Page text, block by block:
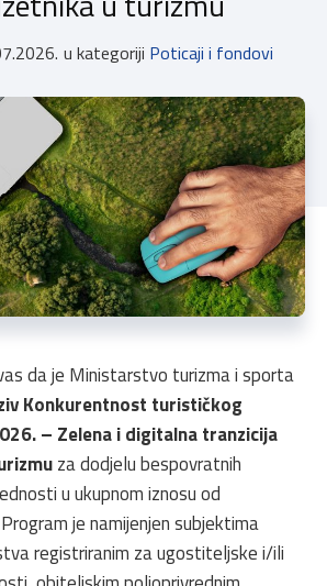
u kategoriji Poticaji i fondovi
da je Ministarstvo turizma i sporta
Konkurentnost turističkog
– Zelena i digitalna tranzicija
za dodjelu bespovratnih
u ukupnom iznosu od
je namijenjen subjektima
registriranim za ugostiteljske i/ili